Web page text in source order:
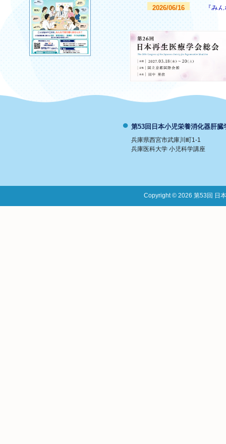
2026/06/16 『み
2026/05/14
2026/03/19 演題募
2026/01/13
第53回日本小児栄養消化器肝
兵庫県西宮市武庫川町1-1
兵庫医科大学 小児科学講座
Copyright © 2026 第53回 日